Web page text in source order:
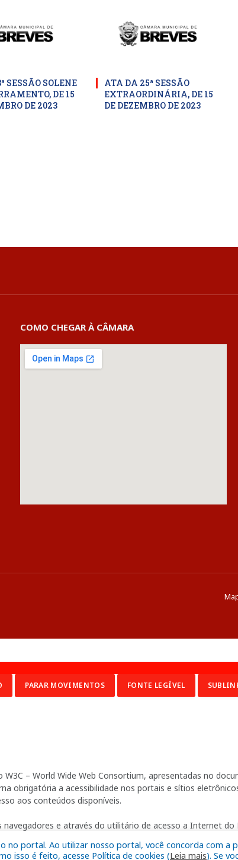
SESSÃO SOLENE
DE 15
DE 2023
ATA DA 25ª SESSÃO
EXTRAORDINÁRIA, DE 15
DE DEZEMBRO DE 2023
COMO CHEGAR À CÂMARA
no portal. Ao utilizar nosso portal, você concorda com a
isso é feito, acesse Política de cookies (Leia mais). Se
PARAR MOVIMENTOS FONTE LEGÍVEL
– World Wide Web Consortium, apresentadas no
obrigatória a acessibilidade nos portais e sítios
aos conteúdos disponíveis.
e através do utilitário de acesso a Internet do